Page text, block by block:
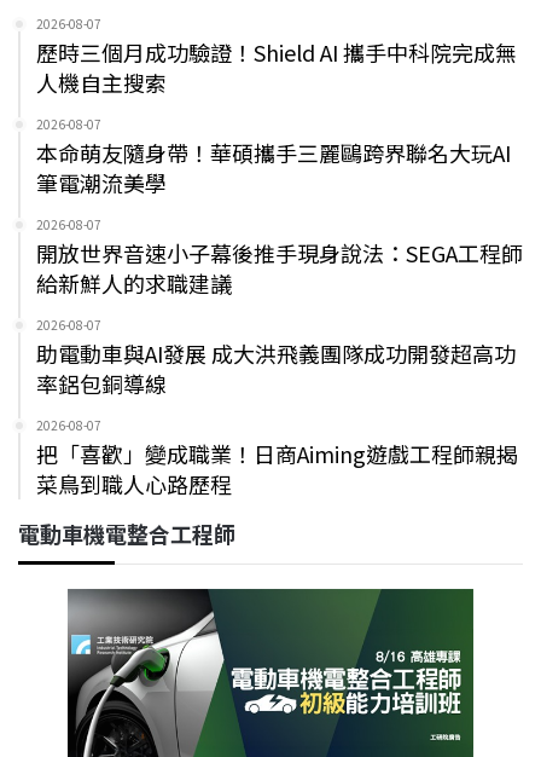
2026-08-07
歷時三個月成功驗證！Shield AI 攜手中科院完成無
人機自主搜索
2026-08-07
本命萌友隨身帶！華碩攜手三麗鷗跨界聯名大玩AI
筆電潮流美學
2026-08-07
開放世界音速小子幕後推手現身說法：SEGA工程師
給新鮮人的求職建議
2026-08-07
助電動車與AI發展 成大洪飛義團隊成功開發超高功
率鋁包銅導線
2026-08-07
把「喜歡」變成職業！日商Aiming遊戲工程師親揭
菜鳥到職人心路歷程
電動車機電整合工程師